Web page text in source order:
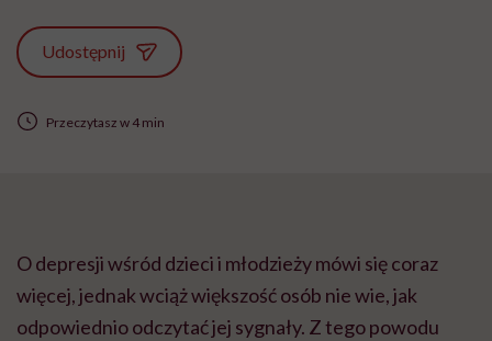
Udostępnij
Przeczytasz w 4 min
O depresji wśród dzieci i młodzieży mówi się coraz
więcej, jednak wciąż większość osób nie wie, jak
odpowiednio odczytać jej sygnały. Z tego powodu